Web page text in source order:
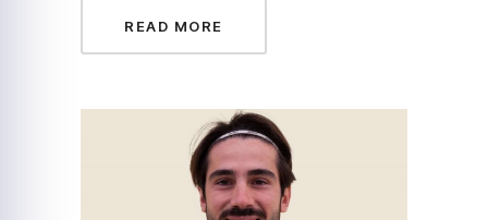
READ MORE